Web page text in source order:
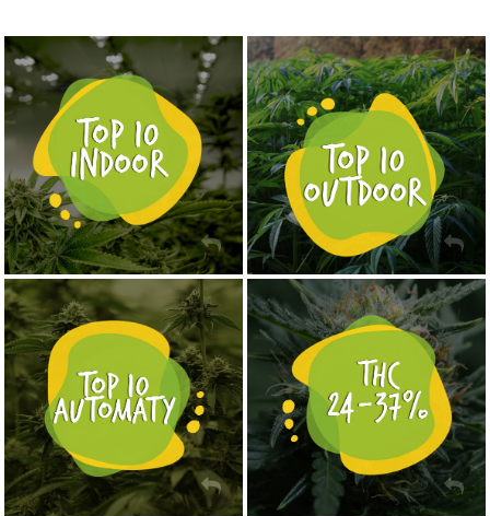
NASIONA MARIHUANY TOP 10 INDOOR
KUP TERAZ NASIONA MARIHUANY TOP 10 OUTDOOR
KUP TERAZ
NASIONA MARIHUANY TOP 10 AUTOFLOWERING
KUP TERAZ MOCNE ODMIANY MARIHUANY THC OD 24 - 37%
KUP TERAZ